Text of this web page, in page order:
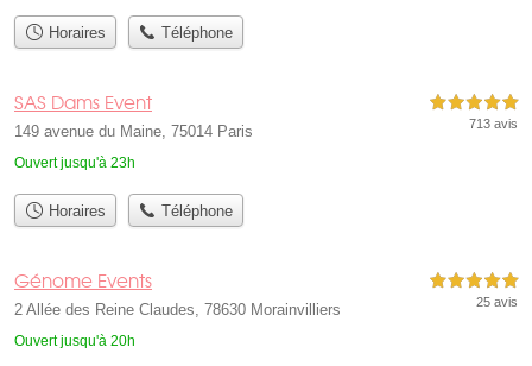
Horaires Téléphone
SAS Dams Event
149 avenue du Maine, 75014 Paris
Ouvert jusqu'à 23h
5,0 étoiles sur 5
713 avis
Horaires Téléphone
Génome Events
2 Allée des Reine Claudes, 78630 Morainvilliers
Ouvert jusqu'à 20h
5,0 étoiles sur 5
25 avis